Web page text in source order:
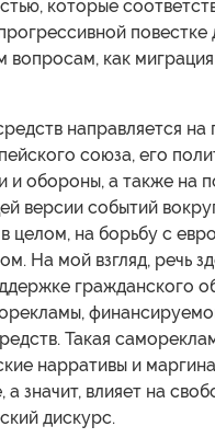
которые
повестке
вопросам, как
направляется
союза, его
и обороны, а также на
версии событий
целом, на борьбу с
На мой взгляд, речь
гражданского
Такая
нарративы и
а значит, влияет на
дискурс.